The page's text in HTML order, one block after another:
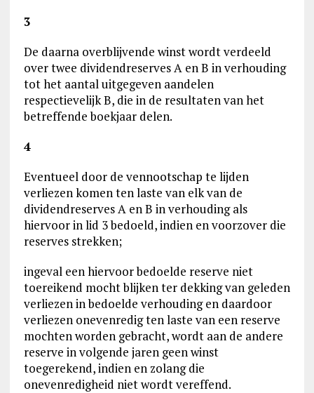
3
De daarna overblijvende winst wordt verdeeld
over twee dividendreserves A en B in verhouding
tot het aantal uitgegeven aandelen
respectievelijk B, die in de resultaten van het
betreffende boekjaar delen.
4
Eventueel door de vennootschap te lijden
verliezen komen ten laste van elk van de
dividendreserves A en B in verhouding als
hiervoor in lid 3 bedoeld, indien en voorzover die
reserves strekken;
ingeval een hiervoor bedoelde reserve niet
toereikend mocht blijken ter dekking van geleden
verliezen in bedoelde verhouding en daardoor
verliezen onevenredig ten laste van een reserve
mochten worden gebracht, wordt aan de andere
reserve in volgende jaren geen winst
toegerekend, indien en zolang die
onevenredigheid niet wordt vereffend.